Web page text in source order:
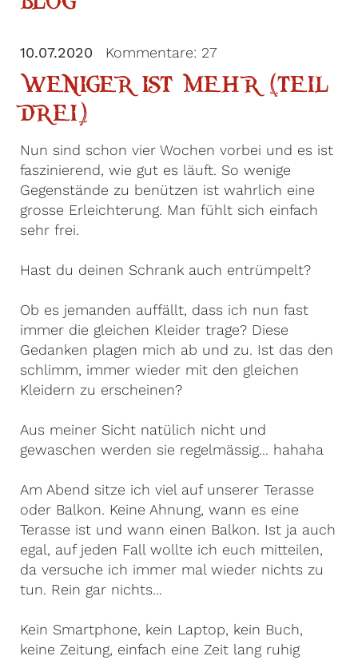
10.07.2020 Kommentare: 27
WENIGER IST MEHR (TEIL
DREI)
Nun sind schon vier Wochen vorbei und es ist
faszinierend, wie gut es läuft. So wenige
Gegenstände zu benützen ist wahrlich eine
grosse Erleichterung. Man fühlt sich einfach
sehr frei.
Hast du deinen Schrank auch entrümpelt?
Ob es jemanden auffällt, dass ich nun fast
immer die gleichen Kleider trage? Diese
Gedanken plagen mich ab und zu. Ist das den
schlimm, immer wieder mit den gleichen
Kleidern zu erscheinen?
Aus meiner Sicht natülich nicht und
gewaschen werden sie regelmässig... hahaha
Am Abend sitze ich viel auf unserer Terasse
oder Balkon. Keine Ahnung, wann es eine
Terasse ist und wann einen Balkon. Ist ja auch
egal, auf jeden Fall wollte ich euch mitteilen,
da versuche ich immer mal wieder nichts zu
tun. Rein gar nichts...
Kein Smartphone, kein Laptop, kein Buch,
keine Zeitung, einfach eine Zeit lang ruhig